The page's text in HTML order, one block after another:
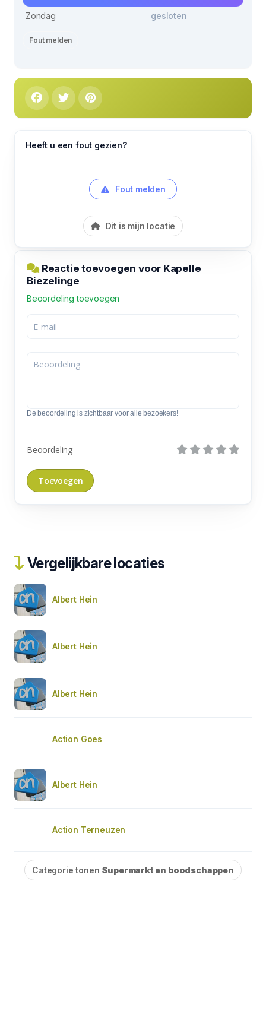
Zondag gesloten
Fout melden
Heeft u een fout gezien?
Fout melden
Dit is mijn locatie
Reactie toevoegen voor Kapelle
Biezelinge
Beoordeling toevoegen
De beoordeling is zichtbaar voor alle bezoekers!
Beoordeling
Vergelijkbare locaties
Albert Hein
Albert Hein
Albert Hein
Action Goes
Albert Hein
Action Terneuzen
Categorie tonen Supermarkt en boodschappen